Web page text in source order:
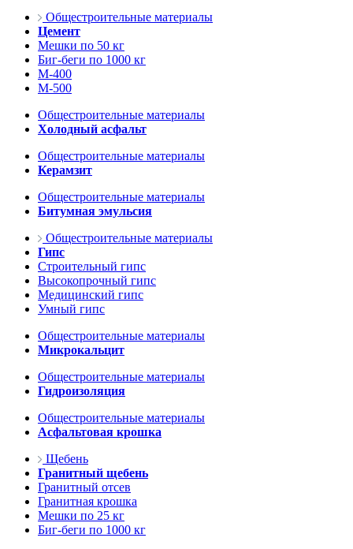
Общестроительные материалы
Цемент
Мешки по 50 кг
Биг-беги по 1000 кг
М-400
М-500
Общестроительные материалы
Холодный асфальт
Общестроительные материалы
Керамзит
Общестроительные материалы
Битумная эмульсия
Общестроительные материалы
Гипс
Строительный гипс
Высокопрочный гипс
Медицинский гипс
Умный гипс
Общестроительные материалы
Микрокальцит
Общестроительные материалы
Гидроизоляция
Общестроительные материалы
Асфальтовая крошка
Щебень
Гранитный щебень
Гранитный отсев
Гранитная крошка
Мешки по 25 кг
Биг-беги по 1000 кг